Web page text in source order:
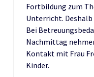
Fortbildung zum
Unterricht.
Bei
Nachmittag
Kontakt mit Frau
Kinder.